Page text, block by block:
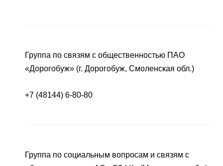
Группа по связям с общественностью ПАО
«Дорогобуж» (г. Дорогобуж, Смоленская обл.)
+7 (48144) 6-80-80
Группа по социальным вопросам и связям с